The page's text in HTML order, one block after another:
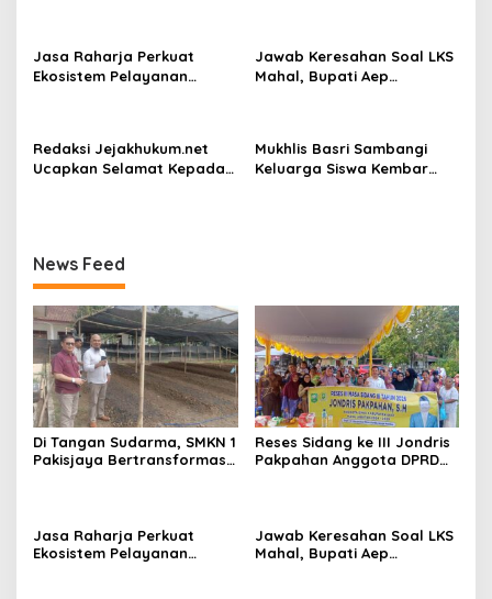
Jasa Raharja Perkuat
Ekosistem Pelayanan
Jawab Keresahan Soal LKS
Mahal, Bupati Aep
Redaksi Jejakhukum.net
Ucapkan Selamat Kepada
Jakarta Selatan
Mukhlis Basri Sambangi
Keluarga Siswa Kembar
News Feed
Di Tangan Sudarma, SMKN 1
Pakisjaya Bertransformasi
Reses Sidang ke III Jondris
Pakpahan Anggota DPRD
Jasa Raharja Perkuat
Ekosistem Pelayanan
Jawab Keresahan Soal LKS
Mahal, Bupati Aep